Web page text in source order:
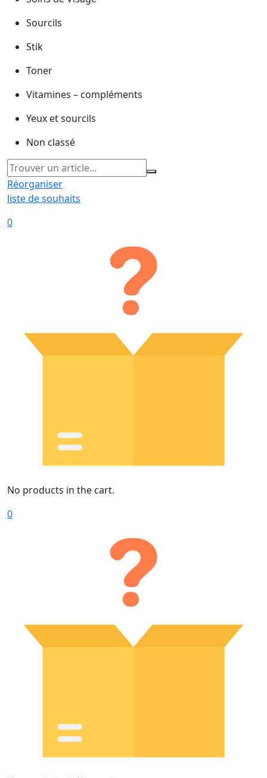
Sourcils
Stik
Toner
Vitamines – compléments
Yeux et sourcils
Non classé
Réorganiser
liste de souhaits
0
No products in the cart.
0